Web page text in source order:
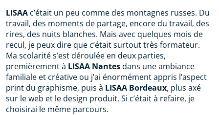
LISAA c’était un peu comme des montagnes russes. Du
travail, des moments de partage, encore du travail, des
rires, des nuits blanches. Mais avec quelques mois de
recul, je peux dire que c’était surtout très formateur.
Ma scolarité s’est déroulée en deux parties,
premièrement à LISAA Nantesdans une ambiance
familiale et créative ou j’ai énormément appris l’aspect
print du graphisme, puis à LISAA Bordeaux, plus axé
sur le web et le design produit. Si c’était à refaire, je
choisirai le même parcours.